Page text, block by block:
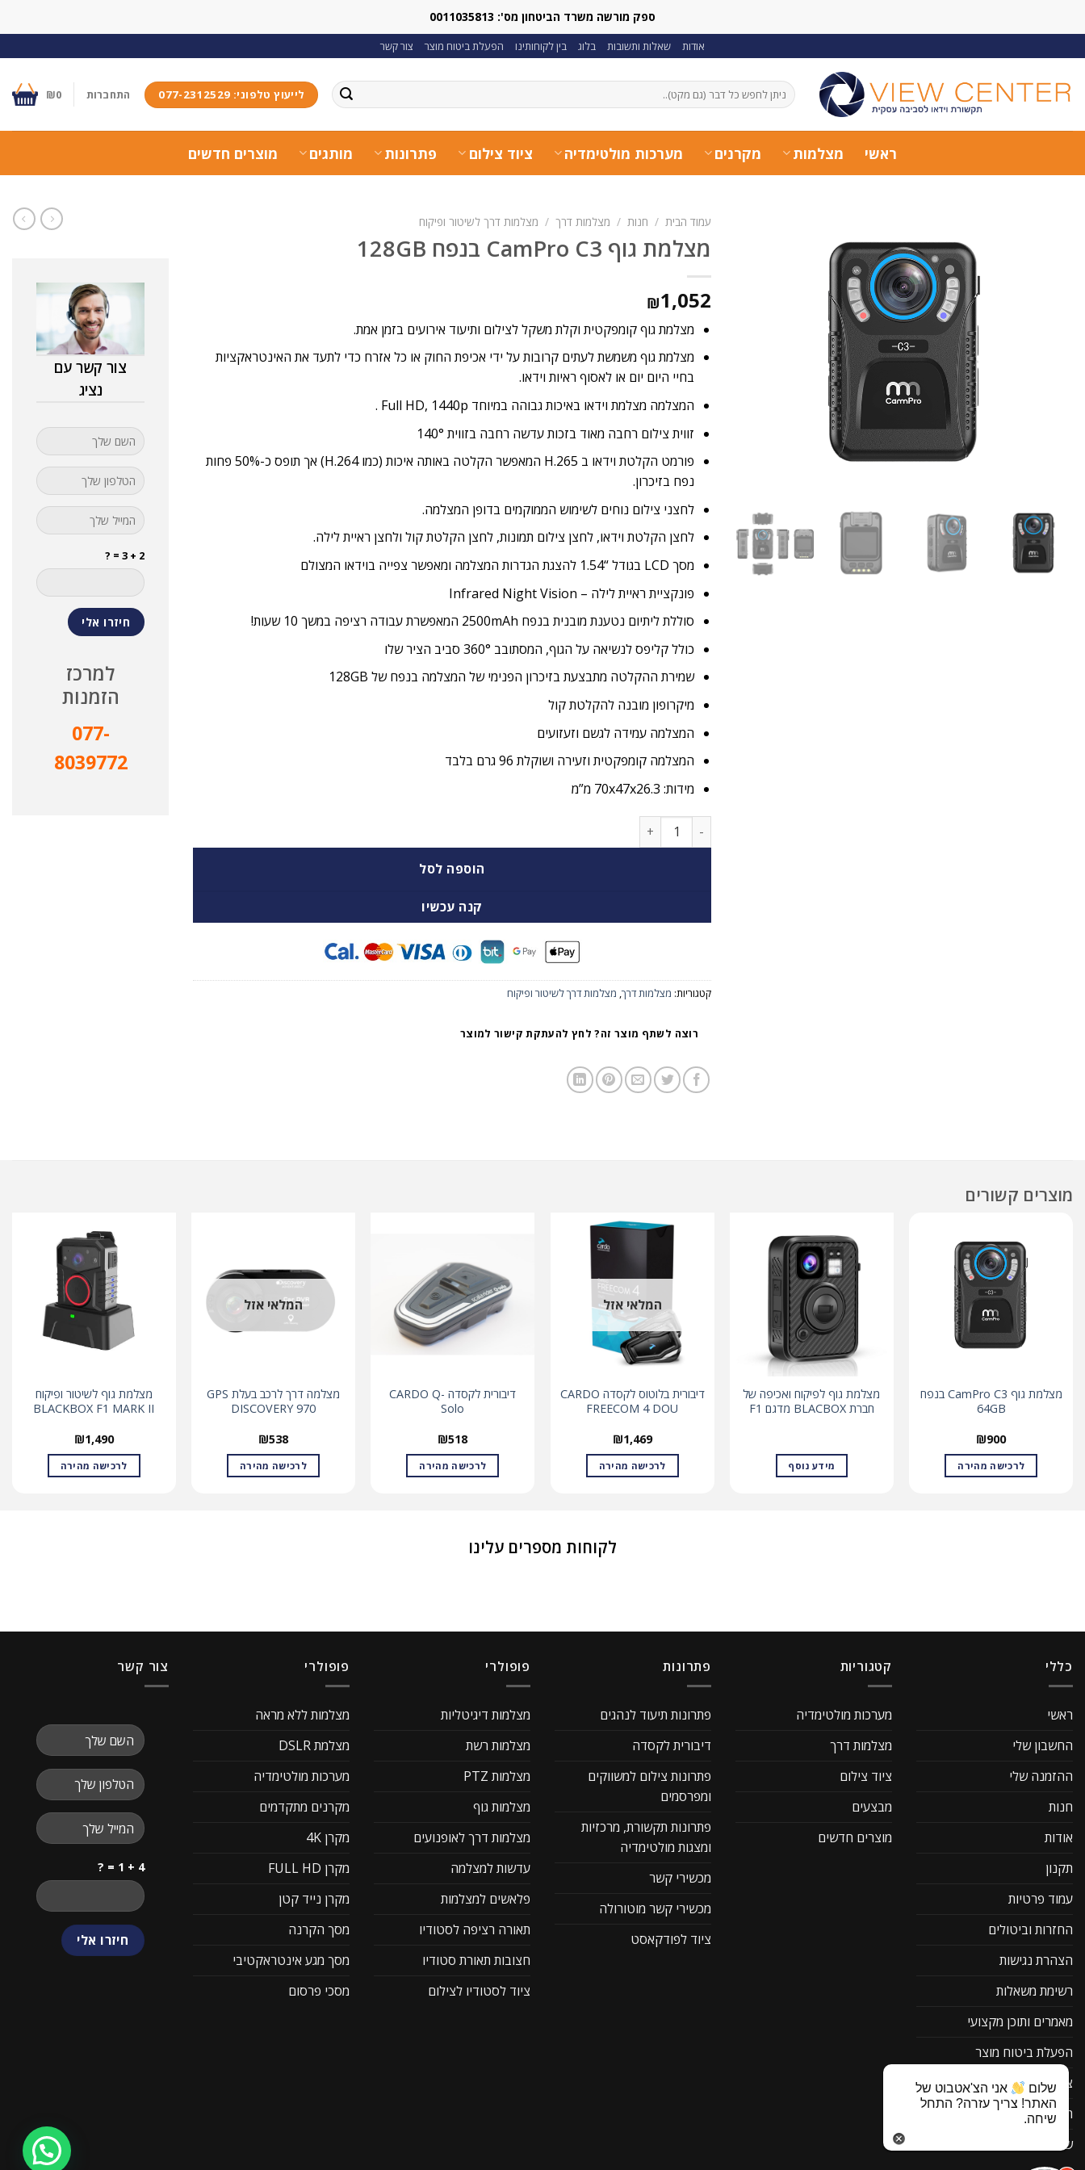
ספק מורשה משרד הביטחון מס': 0011035813
אודות שאלות ותשובות בלוג בין לקוחותינו הפעלת ביטוח מוצר צור קשר
חיפוש
עבור:
לייעוץ טלפוני: 077-2312529 התחברות ₪0
ראשי מצלמות מקרנים מערכות מולטימדיה ציוד צילום פתרונות מותגים מוצרים חדשים
עמוד הבית / חנות / מצלמות דרך / מצלמות דרך לשיטור ופיקוח
מצלמת גוף CamPro C3 בנפח 128GB
₪1,052
מצלמת גוף קומפקטית וקלת משקל לצילום ותיעוד אירועים בזמן אמת.
מצלמת גוף משמשת לעתים קרובות על ידי אכיפת החוק או כל אזרח כדי לתעד את האינטראקציות
בחיי היום יום או לאסוף ראיות וידאו.
המצלמה מצלמת וידאו באיכות גבוהה במיוחד Full HD, 1440p .
זווית צילום רחבה מאוד בזכות עדשה רחבה בזווית 140°
פורמט הקלטת וידאו ב H.265 המאפשר הקלטה באותה איכות (כמו H.264) אך תופס כ-50% פחות
נפח בזיכרון.
לחצני צילום נוחים לשימוש הממוקמים בדופן המצלמה.
לחצן הקלטת וידאו, לחצן צילום תמונות, לחצן הקלטת קול ולחצן ראיית לילה.
מסך LCD בגודל “1.54 להצגת הגדרות המצלמה ומאפשר צפייה בוידאו המצולם
פונקציית ראיית לילה – Infrared Night Vision
סוללת ליתיום נטענת מובנית בנפח 2500mAh המאפשרת עבודה רציפה במשך 10 שעות!
כולל קליפס לנשיאה על הגוף, המסתובב 360° סביב הציר שלו
שמירת ההקלטה מתבצעת בזיכרון הפנימי של המצלמה בנפח של 128GB
מיקרופון מובנה להקלטת קול
המצלמה עמידה לגשם וזעזועים
המצלמה קומפקטית וזעירה ושוקלת 96 גרם בלבד
מידות: 70x47x26.3 מ”מ
כמות של מצלמת גוף CamPro C3 בנפח 128GB
הוספה לסל
קנה עכשיו
קטגוריות: מצלמות דרך, מצלמות דרך לשיטור ופיקוח
רוצה לשתף מוצר זה? לחץ להעתקת קישור למוצר
צור קשר עם
נציג
2 + 3 = ?
למרכז
הזמנות
077-
8039772
מוצרים קשורים
מצלמת גוף CamPro C3 בנפח
64GB
₪900
לרכישה מהירה
מצלמת גוף לפיקוח ואכיפה של
חברת BLACBOX מדגם F1
מידע נוסף
המלאי אזל
דיבורית בלוטוס לקסדה CARDO
FREECOM 4 DOU
₪1,469
לרכישה מהירה
דיבורית לקסדה CARDO Q-
Solo
₪518
לרכישה מהירה
המלאי אזל
מצלמה דרך לרכב בעלת GPS
DISCOVERY 970
₪538
לרכישה מהירה
מצלמת גוף לשיטור ופיקוח
BLACKBOX F1 MARK II
₪1,490
לרכישה מהירה
לקוחות מספרים עלינו
כללי
ראשי
החשבון שלי
ההזמנה שלי
חנות
אודות
תקנון
עמוד פרטיות
החזרות וביטולים
הצהרת נגישות
רשימת משאלות
מאמרים ותוכן מקצועי
הפעלת ביטוח מוצר
צור קשר
תוכנה להורדה F1
שאלות ותשובות
קטגוריות
מערכות מולטימדיה
מצלמות דרך
ציוד צילום
מבצעים
מוצרים חדשים
פתרונות
פתרונות תיעוד לנהגים
דיבורית לקסדה
פתרונות צילום למשווקים
ומפרסמים
פתרונות תקשורת, מרכזיות
ומצגות מולטימדיה
מכשירי קשר
מכשירי קשר מוטורולה
ציוד לפודקאסט
פופולרי
מצלמות דיגיטליות
מצלמות רשת
מצלמות PTZ
מצלמות גוף
מצלמות דרך לאופנועים
עדשות למצלמה
פלאשים למצלמות
תאורה רציפה לסטודיו
חצובות תאורת סטודיו
ציוד לסטודיו לצילום
פופולרי
מצלמות ללא מראה
מצלמת DSLR
מערכות מולטימדיה
מקרנים מתקדמים
מקרן 4K
מקרן FULL HD
מקרן נייד קטן
מסך הקרנה
מסך מגע אינטראקטיבי
מסכי פרסום
צור קשר
4 + 1 = ?
שלום
אני הצ'אטבוט של
האתר! צריך עזרה? התחל
שיחה.